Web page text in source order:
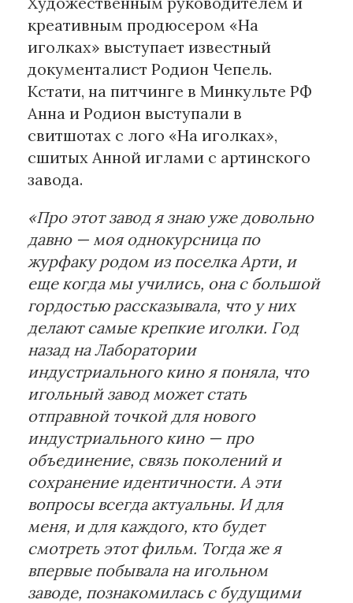
креативным продюсером «На
иголках» выступает известный
документалист Родион Чепель.
Кстати, на питчинге в Минкульте РФ
Анна и Родион выступали в
свитшотах с лого «На иголках»,
сшитых Анной иглами с артинского
завода.
«Про этот завод я знаю уже довольно
давно — моя однокурсница по
журфаку родом из поселка Арти, и
еще когда мы учились, она с большой
гордостью рассказывала, что у них
делают самые крепкие иголки. Год
назад на Лаборатории
индустриального кино я поняла, что
игольный завод может стать
отправной точкой для нового
индустриального кино — про
объединение, связь поколений и
сохранение идентичности. А эти
вопросы всегда актуальны. И для
меня, и для каждого, кто будет
смотреть этот фильм. Тогда же я
впервые побывала на игольном
заводе, познакомилась с будущими